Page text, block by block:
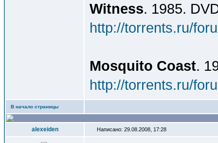
Witness. 1985.
http://torrents.ru/
Mosquito Coast.
http://torrents.ru/
В начало страницы
alexeiden Написано: 29.08.2008, 17:28